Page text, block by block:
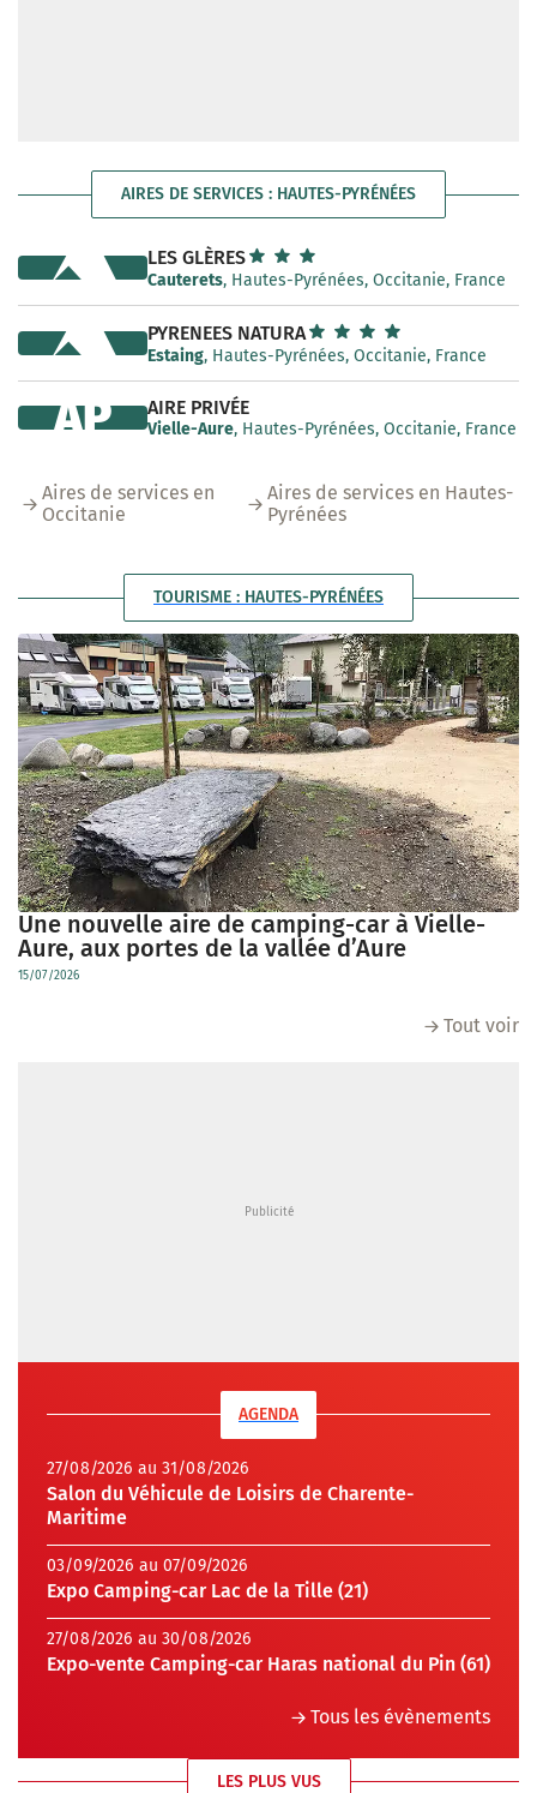
AIRES DE SERVICES : HAUTES-PYRÉNÉES
LES GLÈRES
Cauterets, Hautes-Pyrénées, Occitanie, France
PYRENEES NATURA
Estaing, Hautes-Pyrénées, Occitanie, France
AIRE PRIVÉE
Vielle-Aure, Hautes-Pyrénées, Occitanie, France
AP
Aires de services en
Occitanie
Aires de services en Hautes-
Pyrénées
TOURISME : HAUTES-PYRÉNÉES
Une nouvelle aire de camping-car à Vielle-
Aure, aux portes de la vallée d’Aure
15/07/2026
Tout voir
AGENDA
27/08/2026 au 31/08/2026
Salon du Véhicule de Loisirs de Charente-
Maritime
03/09/2026 au 07/09/2026
Expo Camping-car Lac de la Tille (21)
27/08/2026 au 30/08/2026
Expo-vente Camping-car Haras national du Pin (61)
Tous les évènements
LES PLUS VUS